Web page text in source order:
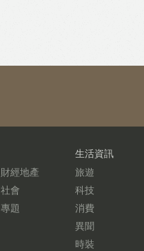
財經地產
社會
專題
生活資訊
旅遊
科技
消費
異聞
時裝